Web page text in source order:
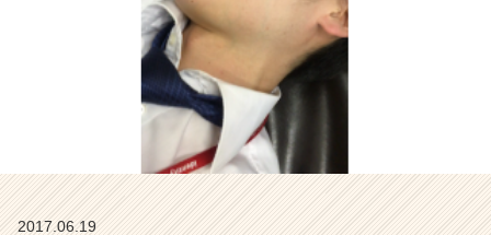
テ
ィ
テ
ィ
ー
イ
2017.06.19